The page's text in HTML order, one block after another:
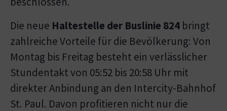
Die neue Haltestelle der Buslinie 824 bringt
zahlreiche Vorteile für die Bevölkerung: Von
Montag bis Freitag besteht ein verlässlicher
Stundentakt von 05:52 bis 20:58 Uhr mit
direkter Anbindung an den Intercity-Bahnhof
St. Paul. Davon profitieren nicht nur die